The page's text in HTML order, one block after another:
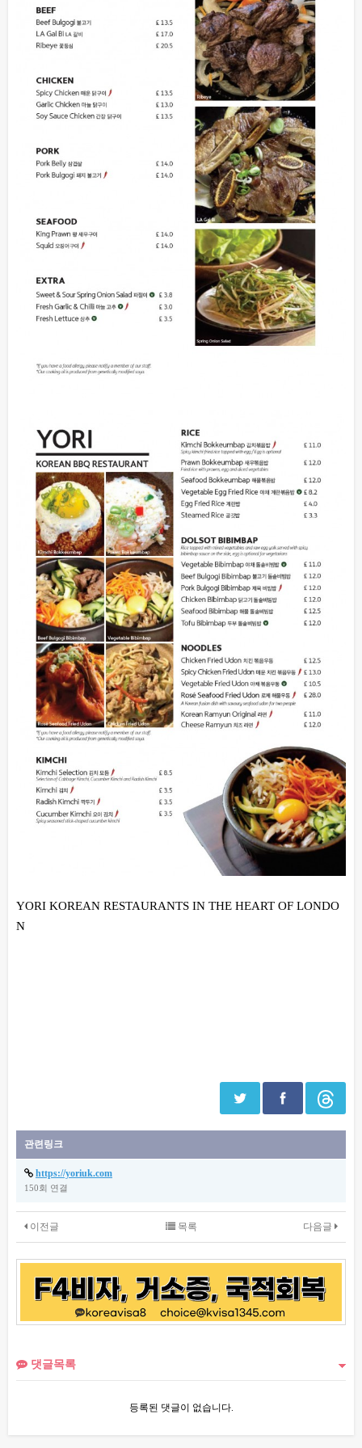
YORI KOREAN RESTAURANTS IN THE HEART OF LONDO
N
관련링크
https://yoriuk.com
150회 연결
이전글 다음글
목록
댓글목록
등록된 댓글이 없습니다.